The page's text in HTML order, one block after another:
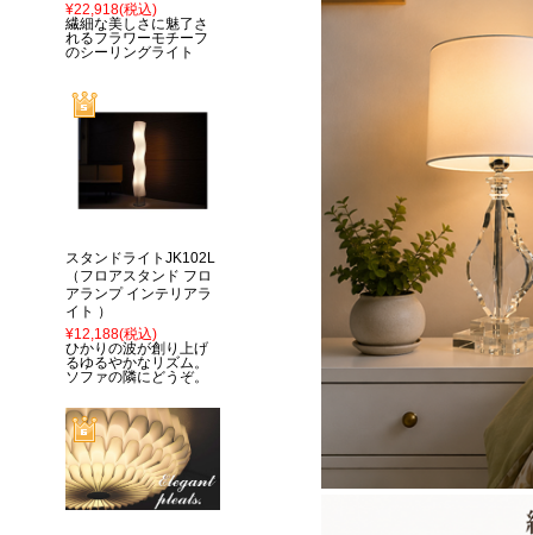
¥22,918(税込)
繊細な美しさに魅了さ
れるフラワーモチーフ
のシーリングライト
スタンドライトJK102L
（フロアスタンド フロ
アランプ インテリアラ
イト ）
¥12,188(税込)
ひかりの波が創り上げ
るゆるやかなリズム。
ソファの隣にどうぞ。